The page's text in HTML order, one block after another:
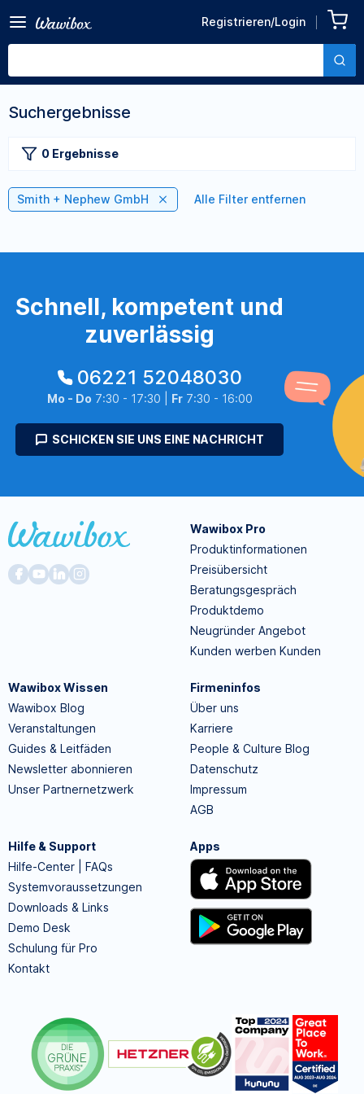
Registrieren/Login
Suchergebnisse
0 Ergebnisse
Smith + Nephew GmbH Alle Filter entfernen
Schnell, kompetent und
zuverlässig
06221 52048030
Mo - Do 7:30 - 17:30 | Fr7:30 - 16:00
SCHICKEN SIE UNS EINE NACHRICHT
Wawibox Pro
Produktinformationen
Preisübersicht
Beratungsgespräch
Produktdemo
Neugründer Angebot
Kunden werben Kunden
Wawibox Wissen
Wawibox Blog
Veranstaltungen
Guides & Leitfäden
Newsletter abonnieren
Unser Partnernetzwerk
Firmeninfos
Über uns
Karriere
People & Culture Blog
Datenschutz
Impressum
AGB
Hilfe & Support
Hilfe-Center | FAQs
Systemvoraussetzungen
Downloads & Links
Demo Desk
Schulung für Pro
Kontakt
Apps